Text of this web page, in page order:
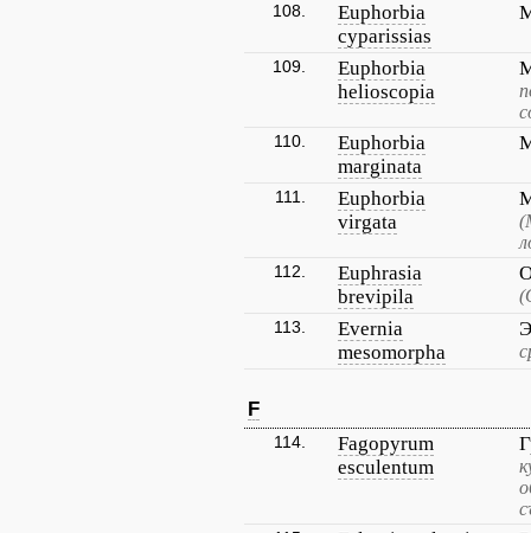
108.
Euphorbia
cyparissias
109.
Euphorbia
helioscopia
110.
Euphorbia
marginata
111.
Euphorbia
virgata
112.
Euphrasia
brevipila
113.
Evernia
mesomorpha
F
114.
Fagopyrum
esculentum